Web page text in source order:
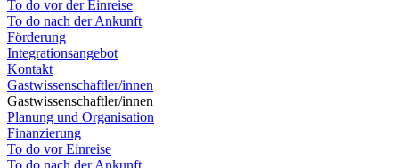
To do vor der Einreise
To do nach der Ankunft
Förderung
Integrationsangebot
Kontakt
Gastwissenschaftler/innen
Gastwissenschaftler/innen
Planung und Organisation
Finanzierung
To do vor Einreise
To do nach der Ankunft